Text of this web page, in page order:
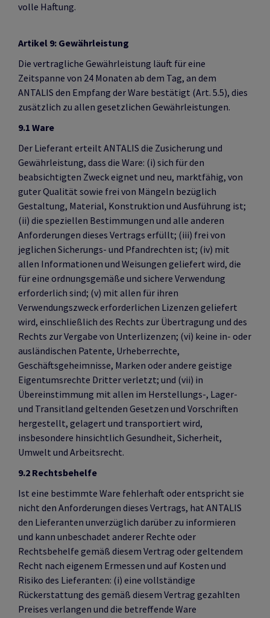
volle Haftung.
Artikel 9: Gewährleistung
Die vertragliche Gewährleistung läuft für eine
Zeitspanne von 24 Monaten ab dem Tag, an dem
ANTALIS den Empfang der Ware bestätigt (Art. 5.5), dies
zusätzlich zu allen gesetzlichen Gewährleistungen.
9.1 Ware
Der Lieferant erteilt ANTALIS die Zusicherung und
Gewährleistung, dass die Ware: (i) sich für den
beabsichtigten Zweck eignet und neu, marktfähig, von
guter Qualität sowie frei von Mängeln bezüglich
Gestaltung, Material, Konstruktion und Ausführung ist;
(ii) die speziellen Bestimmungen und alle anderen
Anforderungen dieses Vertrags erfüllt; (iii) frei von
jeglichen Sicherungs- und Pfandrechten ist; (iv) mit
allen Informationen und Weisungen geliefert wird, die
für eine ordnungsgemäße und sichere Verwendung
erforderlich sind; (v) mit allen für ihren
Verwendungszweck erforderlichen Lizenzen geliefert
wird, einschließlich des Rechts zur Übertragung und des
Rechts zur Vergabe von Unterlizenzen; (vi) keine in- oder
ausländischen Patente, Urheberrechte,
Geschäftsgeheimnisse, Marken oder andere geistige
Eigentumsrechte Dritter verletzt; und (vii) in
Übereinstimmung mit allen im Herstellungs-, Lager-
und Transitland geltenden Gesetzen und Vorschriften
hergestellt, gelagert und transportiert wird,
insbesondere hinsichtlich Gesundheit, Sicherheit,
Umwelt und Arbeitsrecht.
9.2 Rechtsbehelfe
Ist eine bestimmte Ware fehlerhaft oder entspricht sie
nicht den Anforderungen dieses Vertrags, hat ANTALIS
den Lieferanten unverzüglich darüber zu informieren
und kann unbeschadet anderer Rechte oder
Rechtsbehelfe gemäß diesem Vertrag oder geltendem
Recht nach eigenem Ermessen und auf Kosten und
Risiko des Lieferanten: (i) eine vollständige
Rückerstattung des gemäß diesem Vertrag gezahlten
Preises verlangen und die betreffende Ware